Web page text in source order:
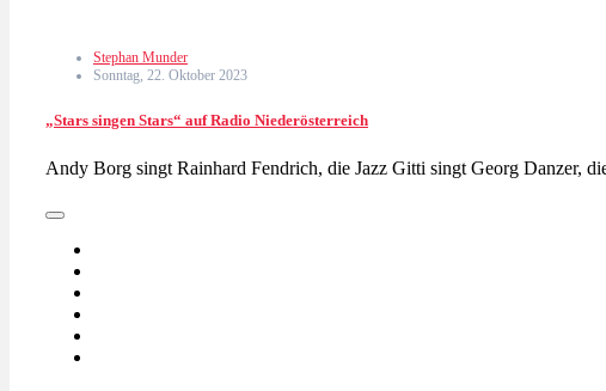
Stephan Munder
Sonntag, 22. Oktober 2023
„Stars singen Stars“ auf Radio Niederösterreich
Andy Borg singt Rainhard Fendrich, die Jazz Gitti singt Georg Danzer,